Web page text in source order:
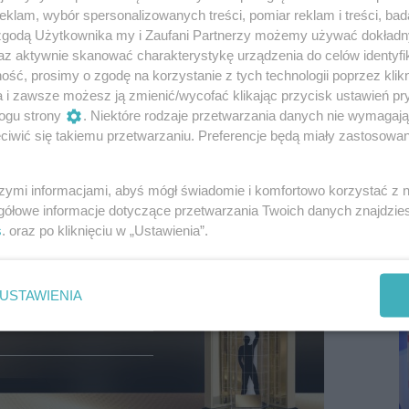
wybór spersonalizowanych treści, pomiar reklam i treści,
Użytkownika my i Zaufani Partnerzy możemy używać
aktywnie skanować charakterystykę urządzenia do celów
prosimy o zgodę na korzystanie z tych technologii poprzez
i zawsze możesz ją zmienić/wycofać klikając przycisk ustawień
strony
. Niektóre rodzaje przetwarzania danych nie
się takiemu przetwarzaniu. Preferencje będą miały
informacjami, abyś mógł świadomie i komfortowo korzystać z
informacje dotyczące przetwarzania Twoich danych
. oraz po kliknięciu w „Ustawienia”.
USTAWIENIA